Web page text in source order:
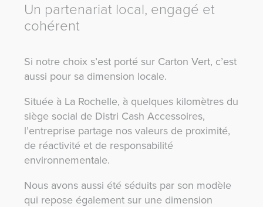
Un partenariat local, engagé et
cohérent
Si notre choix s’est porté sur Carton Vert, c’est
aussi pour sa dimension locale.
Située à La Rochelle, à quelques kilomètres du
siège social de Distri Cash Accessoires,
l’entreprise partage nos valeurs de proximité,
de réactivité et de responsabilité
environnementale.
Nous avons aussi été séduits par son modèle
qui repose également sur une dimension